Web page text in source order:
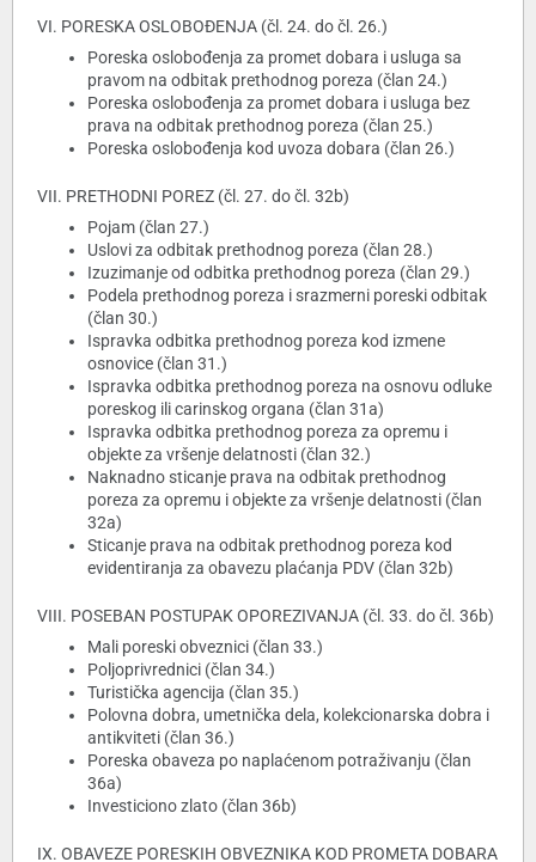
VI. PORESKA OSLOBOĐENJA (čl. 24. do čl. 26.)
Poreska oslobođenja za promet dobara i usluga sa
pravom na odbitak prethodnog poreza (član 24.)
Poreska oslobođenja za promet dobara i usluga bez
prava na odbitak prethodnog poreza (član 25.)
Poreska oslobođenja kod uvoza dobara (član 26.)
VII. PRETHODNI POREZ (čl. 27. do čl. 32b)
Pojam (član 27.)
Uslovi za odbitak prethodnog poreza (član 28.)
Izuzimanje od odbitka prethodnog poreza (član 29.)
Podela prethodnog poreza i srazmerni poreski odbitak
(član 30.)
Ispravka odbitka prethodnog poreza kod izmene
osnovice (član 31.)
Ispravka odbitka prethodnog poreza na osnovu odluke
poreskog ili carinskog organa (član 31a)
Ispravka odbitka prethodnog poreza za opremu i
objekte za vršenje delatnosti (član 32.)
Naknadno sticanje prava na odbitak prethodnog
poreza za opremu i objekte za vršenje delatnosti (član
32a)
Sticanje prava na odbitak prethodnog poreza kod
evidentiranja za obavezu plaćanja PDV (član 32b)
VIII. POSEBAN POSTUPAK OPOREZIVANJA (čl. 33. do čl. 36b)
Mali poreski obveznici (član 33.)
Poljoprivrednici (član 34.)
Turistička agencija (član 35.)
Polovna dobra, umetnička dela, kolekcionarska dobra i
antikviteti (član 36.)
Poreska obaveza po naplaćenom potraživanju (član
36a)
Investiciono zlato (član 36b)
IX. OBAVEZE PORESKIH OBVEZNIKA KOD PROMETA DOBARA